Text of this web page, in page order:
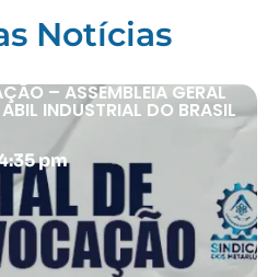
Notícias
– ASSEMBLEIA GERAL
INDUSTRIAL DO BRASIL
pm